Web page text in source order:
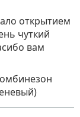
открытием
чуткий
вам